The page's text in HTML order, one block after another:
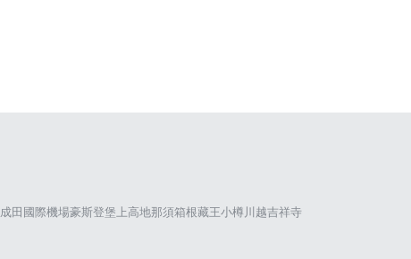
成田國際機場豪斯登堡 上高地那須箱根藏王小樽川越吉祥寺